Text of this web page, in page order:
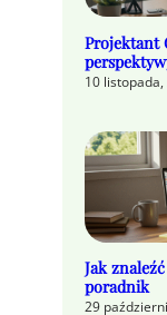
Projektant
10
Jak
poradnik
29